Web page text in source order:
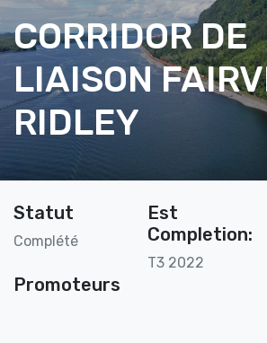
CORRIDOR DE
LIAISON
RIDLEY
Statut
Complété
Est
Completion:
T3 2022
Promoteurs